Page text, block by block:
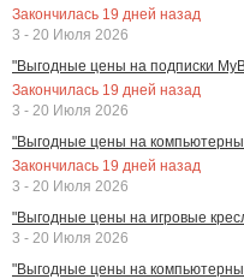
Закончилась 19 дней назад
3 - 20 Июля 2026
"Выгодные цены на подписки
Закончилась 19 дней назад
3 - 20 Июля 2026
"Выгодные цены на
Закончилась 19 дней назад
3 - 20 Июля 2026
"Выгодные цены на игровые
3 - 20 Июля 2026
"Выгодные цены на